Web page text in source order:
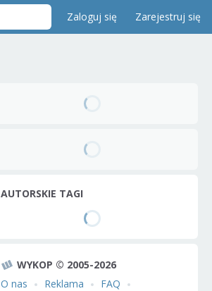
Zaloguj się Zarejestruj się
AUTORSKIE TAGI
WYKOP © 2005-2026
O nas
Reklama
FAQ